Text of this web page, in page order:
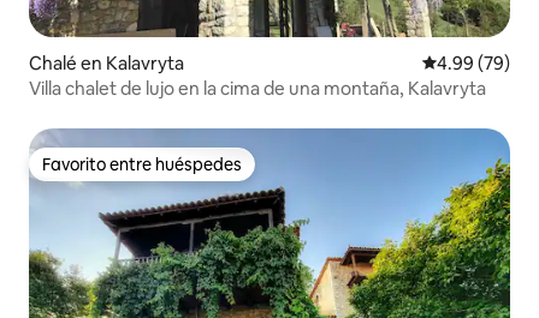
Chalé en Kalavryta Calificación
4.99 (79)
Villa chalet de lujo en la cima de una montaña, Kalavryta
Favorito entre huéspedes
Favorito entre huéspedes